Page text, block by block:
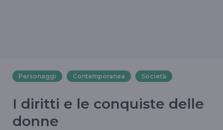
Personaggi Contemporanea Società
I diritti e le conquiste delle
donne